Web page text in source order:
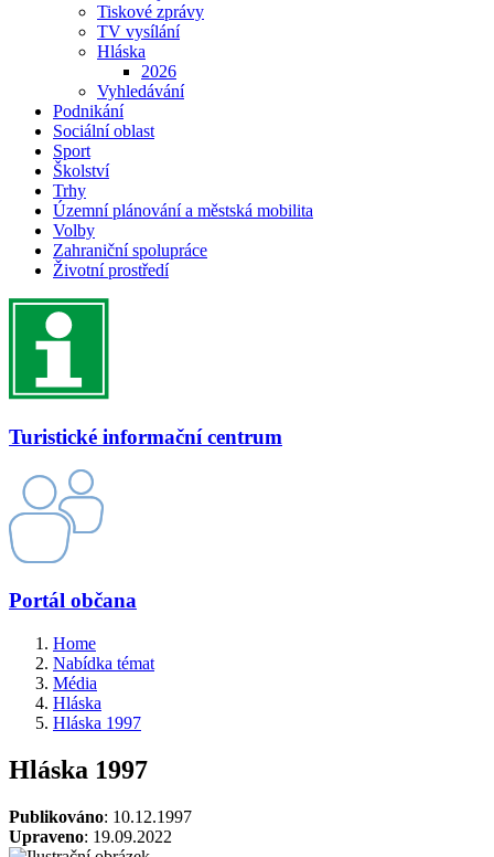
Tiskové zprávy
TV vysílání
Hláska
2026
Vyhledávání
Podnikání
Sociální oblast
Sport
Školství
Trhy
Územní plánování a městská mobilita
Volby
Zahraniční spolupráce
Životní prostředí
Turistické informační centrum
Portál občana
Home
Nabídka témat
Média
Hláska
Hláska 1997
Hláska 1997
Publikováno: 10.12.1997
Upraveno: 19.09.2022